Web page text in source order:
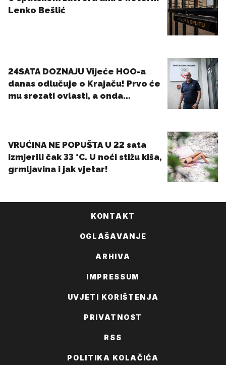
KONTAKT
OGLAŠAVANJE
ARHIVA
IMPRESSUM
UVJETI KORIŠTENJA
PRIVATNOST
RSS
POLITIKA KOLAČIĆA